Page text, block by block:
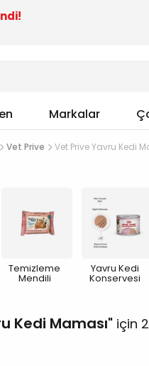
Markalar
Vet Prive Vet Prive Yavru Kedi
Temizleme
Mendili
Yavru Kedi
Konservesi
Kedi Maması için